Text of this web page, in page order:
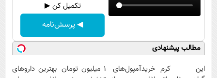
تکمیل کن ▶
◀ پرسش‌نامه
مطالب پیشنهادی
این کرم خریدآمپول‌های
1 میلیون تومان بهترین داروهای